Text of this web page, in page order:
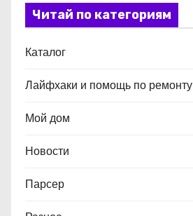
Читай по категориям
Каталог
Лайфхаки и помощь по ремонту
Мой дом
Новости
Парсер